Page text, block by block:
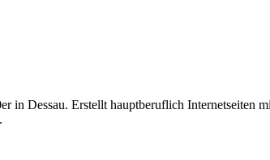
in Dessau. Erstellt hauptberuflich